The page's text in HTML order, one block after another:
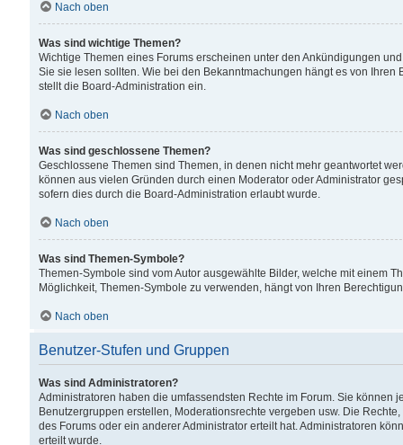
Nach oben
Was sind wichtige Themen?
Wichtige Themen eines Forums erscheinen unter den Ankündigungen
Sie sie lesen sollten. Wie bei den Bekanntmachungen hängt es von
stellt die Board-Administration ein.
Nach oben
Was sind geschlossene Themen?
Geschlossene Themen sind Themen, in denen nicht mehr geantwortet
können aus vielen Gründen durch einen Moderator oder Administrator
sofern dies durch die Board-Administration erlaubt wurde.
Nach oben
Was sind Themen-Symbole?
Themen-Symbole sind vom Autor ausgewählte Bilder, welche mit einem
Möglichkeit, Themen-Symbole zu verwenden, hängt von Ihren
Nach oben
Benutzer-Stufen und Gruppen
Was sind Administratoren?
Administratoren haben die umfassendsten Rechte im Forum. Sie können
Benutzergruppen erstellen, Moderationsrechte vergeben usw. Die
des Forums oder ein anderer Administrator erteilt hat. Administratoren
erteilt wurde.